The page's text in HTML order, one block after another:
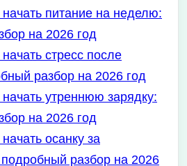
начать питание на неделю:
на 2026 год
стресс после
разбор на 2026 год
начать утреннюю зарядку:
на 2026 год
осанку за
разбор на 2026